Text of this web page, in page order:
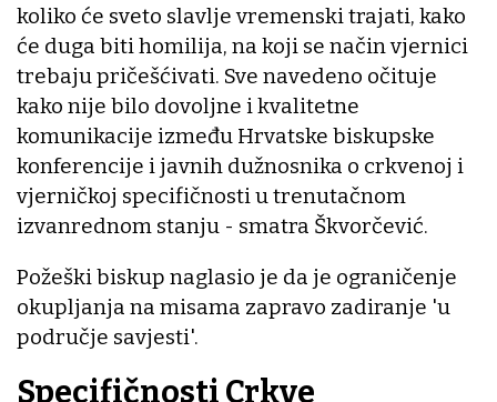
koliko će sveto slavlje vremenski trajati, kako
će duga biti homilija, na koji se način vjernici
trebaju pričešćivati. Sve navedeno očituje
kako nije bilo dovoljne i kvalitetne
komunikacije između Hrvatske biskupske
konferencije i javnih dužnosnika o crkvenoj i
vjerničkoj specifičnosti u trenutačnom
izvanrednom stanju - smatra Škvorčević.
Požeški biskup naglasio je da je ograničenje
okupljanja na misama zapravo zadiranje 'u
područje savjesti'.
Specifičnosti Crkve